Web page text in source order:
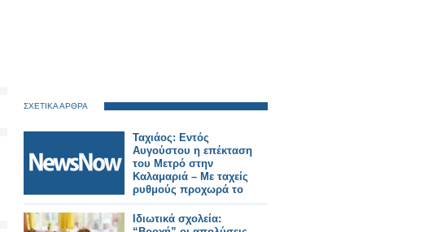
ΣΧΕΤΙΚΑ ΑΡΘΡΑ
Ταχιάος: Εντός
Αυγούστου η επέκταση
του Μετρό στην
Καλαμαριά – Με ταχείς
ρυθμούς προχωρά το
Flyover.
Ιδιωτικά σχολεία: